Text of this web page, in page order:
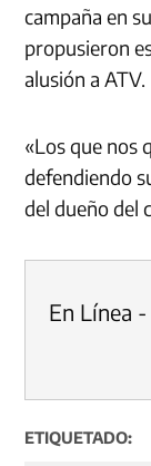
campaña en
propusieron
alusión a ATV.
«Los que nos
defendiendo
del dueño del
En Línea
ETIQUETADO: